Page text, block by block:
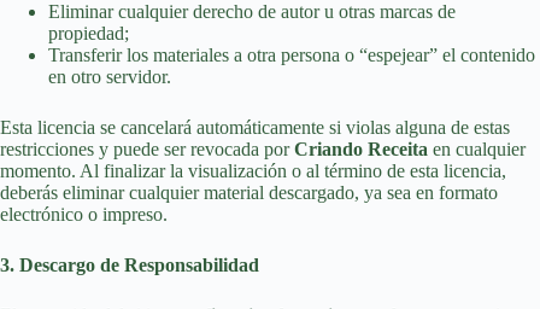
Eliminar cualquier derecho de autor u otras marcas de
propiedad;
Transferir los materiales a otra persona o “espejear” el contenido
en otro servidor.
Esta licencia se cancelará automáticamente si violas alguna de estas
restricciones y puede ser revocada porCriando Receita en cualquier
momento. Al finalizar la visualización o al término de esta licencia,
deberás eliminar cualquier material descargado, ya sea en formato
electrónico o impreso.
3. Descargo de Responsabilidad